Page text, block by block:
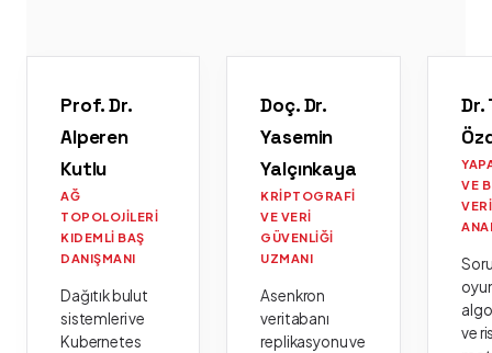
Prof. Dr.
Alperen
Kutlu
AĞ
TOPOLOJILERI
KIDEMLI BAŞ
DANIŞMANI
Dağıtık bulut
sistemleri ve
Kubernetes
Doç. Dr.
Yasemin
Yalçınkaya
KRIPTOGRAFI
VE VERI
GÜVENLIĞI
UZMANI
Asenkron
veritabanı
replikasyonu ve
Dr.
VE
VERI
ve